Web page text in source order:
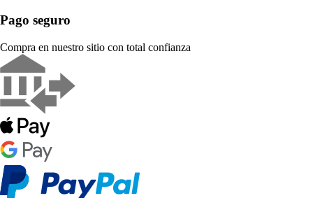
Pago seguro
Compra en nuestro sitio con total confianza